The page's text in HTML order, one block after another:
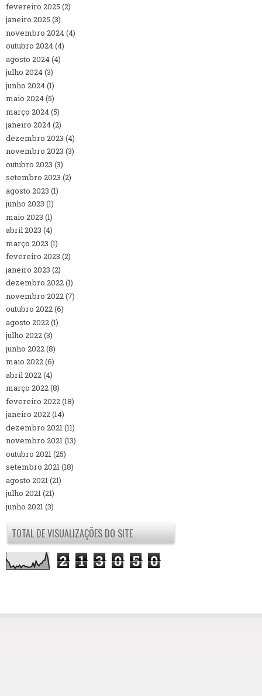
fevereiro 2025 (2)
janeiro 2025 (3)
novembro 2024(4)
outubro 2024(4)
agosto 2024(4)
julho 2024(3)
junho 2024(1)
maio 2024(5)
março 2024(5)
janeiro 2024(2)
dezembro 2023 (4)
novembro 2023 (3)
outubro 2023 (3)
setembro 2023 (2)
agosto 2023 (1)
junho 2023 (1)
maio 2023 (1)
abril 2023 (4)
março 2023 (1)
fevereiro 2023 (2)
janeiro 2023 (2)
dezembro 2022(1)
novembro 2022(7)
outubro 2022(6)
agosto 2022(1)
julho 2022(3)
junho 2022(8)
maio 2022(6)
abril 2022(4)
março 2022(8)
fevereiro 2022(18)
janeiro 2022(14)
dezembro 2021(11)
novembro 2021(13)
outubro 2021(25)
setembro 2021(18)
agosto 2021(21)
julho 2021(21)
junho 2021(3)
TOTAL DE VISUALIZAÇÕES DO SITE
2 1 3 0 5 0